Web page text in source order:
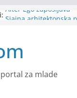
Alter Ego zapošljava
Veranda zapošljava
za mlade